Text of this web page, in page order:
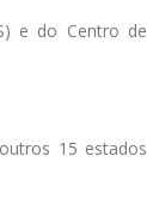
e do Centro de
15 estados